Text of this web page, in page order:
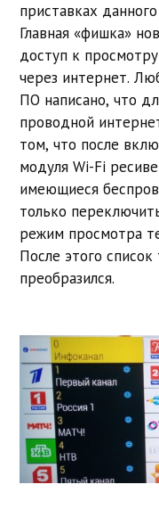
приставках
Главная «фишка»
доступ к
через интернет.
ПО написано, что
проводной
том, что после
модуля Wi-Fi
имеющиеся
только
режим просмотра
После этого список
преобразился.